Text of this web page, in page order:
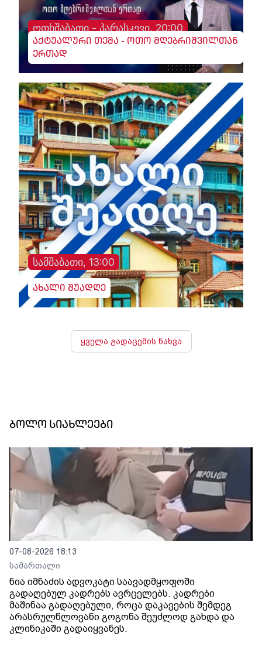
ოთხშაბათი - პარასკევი, 20:00
აქტუალური თემა - ოთო მღებრიშვილთან
ერთად
სამშაბათი, 13:00
ახალი შუადღე
ყველა გადაცემის ნახვა
ბოლო სიახლეები
07-08-2026 18:13
სამართალი
ნია იმნაძის ადვოკატი საავადმყოფოში
გადაღებულ კადრებს ავრცელებს. კადრები
მაშინაა გადაღებული, როცა დაკავების შემდეგ
არასრულწლოვანი გოგონა შეუძლოდ გახდა და
კლინიკაში გადაიყვანეს.